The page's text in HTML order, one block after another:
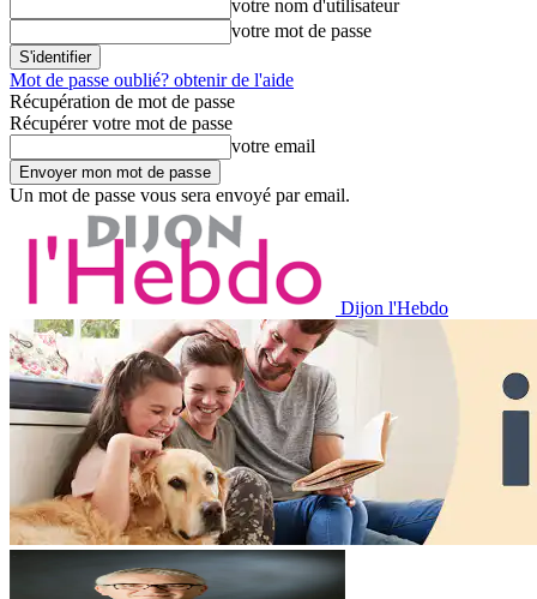
votre nom d'utilisateur
votre mot de passe
Mot de passe oublié? obtenir de l'aide
Récupération de mot de passe
Récupérer votre mot de passe
votre email
Un mot de passe vous sera envoyé par email.
Dijon l'Hebdo